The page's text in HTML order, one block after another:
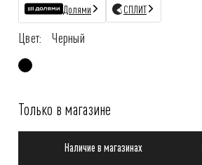
Долями СПЛИТ
Цвет: Черный
Только в магазине
Наличие в магазинах